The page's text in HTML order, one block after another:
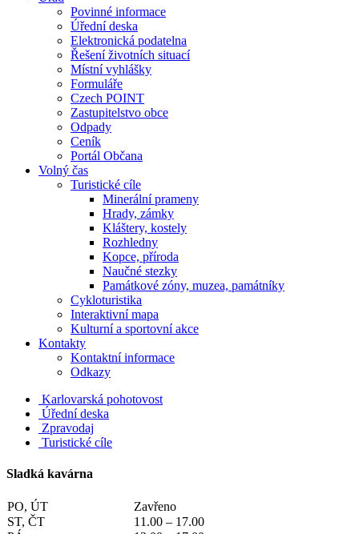
Povinné informace
Úřední deska
Elektronická podatelna
Řešení životních situací
Místní vyhlášky
Formuláře
Czech POINT
Zastupitelstvo obce
Odpady
Ceník
Portál Občana
Volný čas
Turistické cíle
Minerální prameny
Hrady, zámky
Kláštery, kostely
Rozhledny
Kopce, příroda
Naučné stezky
Památkové zóny, muzea, památníky
Cykloturistika
Interaktivní mapa
Kulturní a sportovní akce
Kontakty
Kontaktní informace
Odkazy
Karlovarská pohotovost
Úřední deska
Zpravodaj
Turistické cíle
Sladká kavárna
PO, ÚT
Zavřeno
ST, ČT
11.00 – 17.00